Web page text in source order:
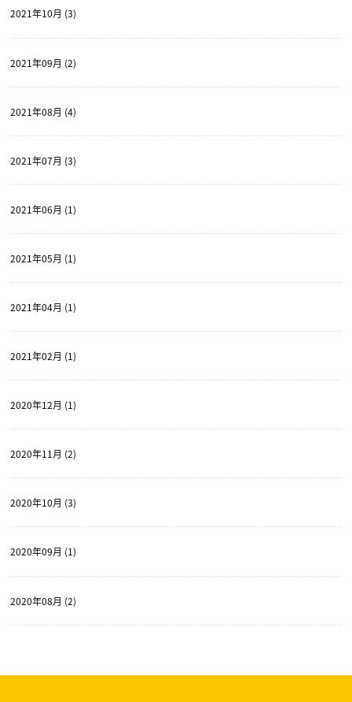
2021年10月 (3)
2021年09月 (2)
2021年08月 (4)
2021年07月 (3)
2021年06月 (1)
2021年05月 (1)
2021年04月 (1)
2021年02月 (1)
2020年12月 (1)
2020年11月 (2)
2020年10月 (3)
2020年09月 (1)
2020年08月 (2)